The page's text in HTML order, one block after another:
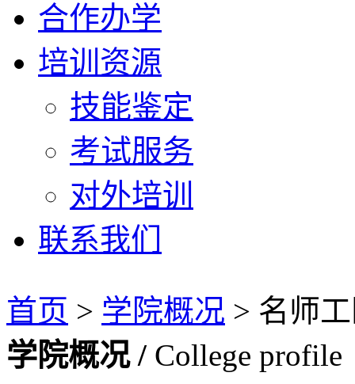
合作办学
培训资源
技能鉴定
考试服务
对外培训
联系我们
首页 > 学院概况 > 名师
学院概况 / College profile